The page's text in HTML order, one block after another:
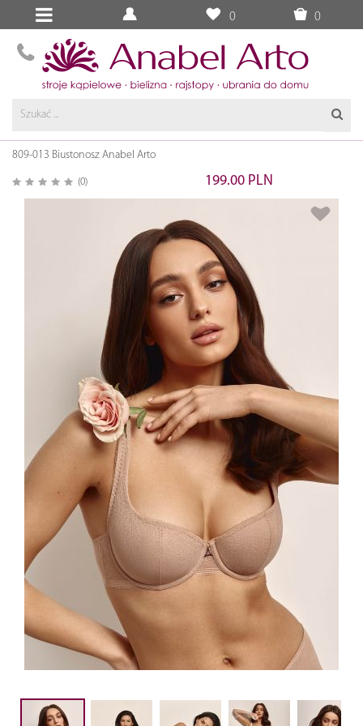
0 0
809-013 Biustonosz Anabel Arto
(0) 199.00 PLN